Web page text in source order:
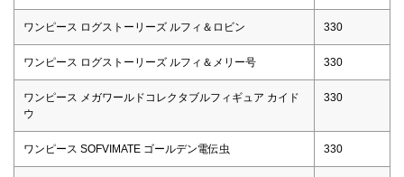
ワンピース ログストーリーズ ルフィ＆ロビン 330
ワンピース ログストーリーズ ルフィ＆メリー号 330
ワンピース メガワールドコレクタブルフィギュア カイド
ウ
330
ワンピース SOFVIMATE ゴールデン電伝虫 330